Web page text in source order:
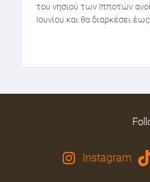
του νησιού των Ιπποτών
Ιουνίου και θα διαρκέσει
Instagram